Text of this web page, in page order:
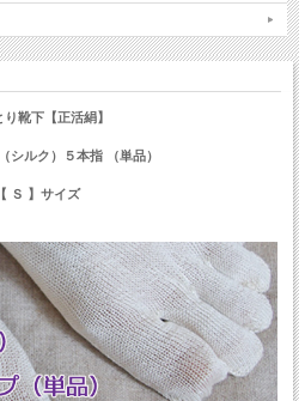
り靴下【正活絹】
シルク）５本指 （単品）
【 Ｓ 】サイズ